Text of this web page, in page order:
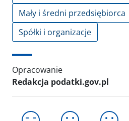
Mały i średni przedsiębiorca
Spółki i organizacje
Opracowanie
Redakcja podatki.gov.pl